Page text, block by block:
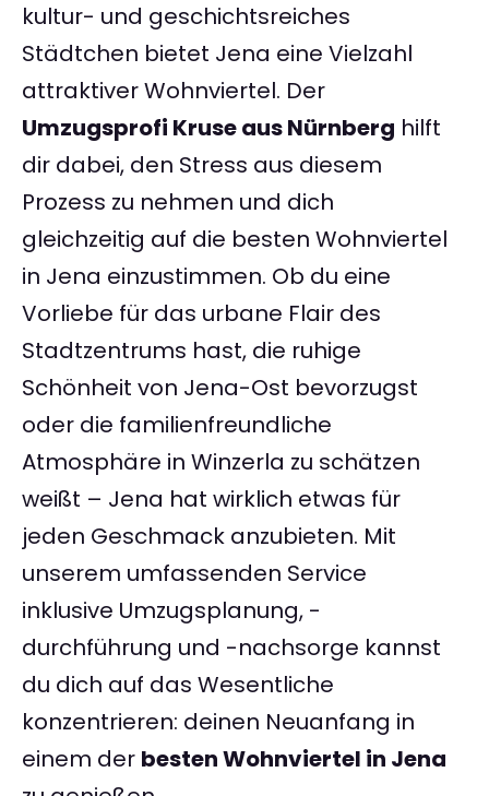
kultur- und geschichtsreiches
Städtchen bietet Jena eine Vielzahl
attraktiver Wohnviertel. Der
Umzugsprofi Kruse aus Nürnberg hilft
dir dabei, den Stress aus diesem
Prozess zu nehmen und dich
gleichzeitig auf die besten Wohnviertel
in Jena einzustimmen. Ob du eine
Vorliebe für das urbane Flair des
Stadtzentrums hast, die ruhige
Schönheit von Jena-Ost bevorzugst
oder die familienfreundliche
Atmosphäre in Winzerla zu schätzen
weißt – Jena hat wirklich etwas für
jeden Geschmack anzubieten. Mit
unserem umfassenden Service
inklusive Umzugsplanung, -
durchführung und -nachsorge kannst
du dich auf das Wesentliche
konzentrieren: deinen Neuanfang in
einem der besten Wohnviertel in Jena